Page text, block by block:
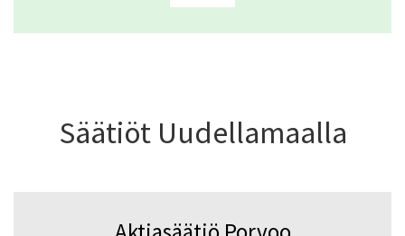
Säätiöt Uudellamaalla